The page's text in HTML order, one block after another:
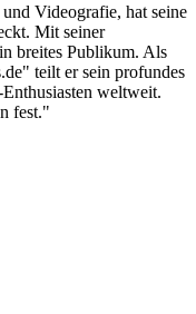
Videografie, hat seine
Mit seiner
breites Publikum. Als
teilt er sein profundes
weltweit.
fest."